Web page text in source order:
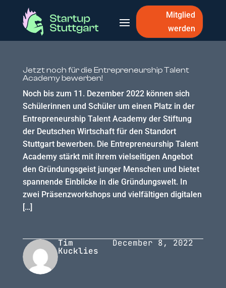
Mitglied
werden
Jetzt noch für die Entrepreneurship Talent
Academy bewerben!
Noch bis zum 11. Dezember 2022 können sich
Schülerinnen und Schüler um einen Platz in der
Entrepreneurship Talent Academy der Stiftung
der Deutschen Wirtschaft für den Standort
Stuttgart bewerben. Die Entrepreneurship Talent
Academy stärkt mit ihrem vielseitigen Angebot
den Gründungsgeist junger Menschen und bietet
spannende Einblicke in die Gründungswelt. In
zwei Präsenzworkshops und vielfältigen digitalen
[…]
Tim
Kucklies
December 8, 2022